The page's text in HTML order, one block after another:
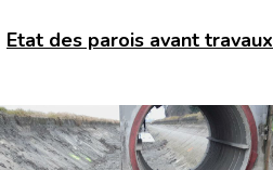
Etat des parois avant travaux